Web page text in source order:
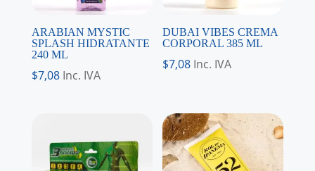
ARABIAN MYSTIC
SPLASH HIDRATANTE
240 ML
$7,08 Inc. IVA
DUBAI VIBES CREMA
CORPORAL 385 ML
$7,08 Inc. IVA